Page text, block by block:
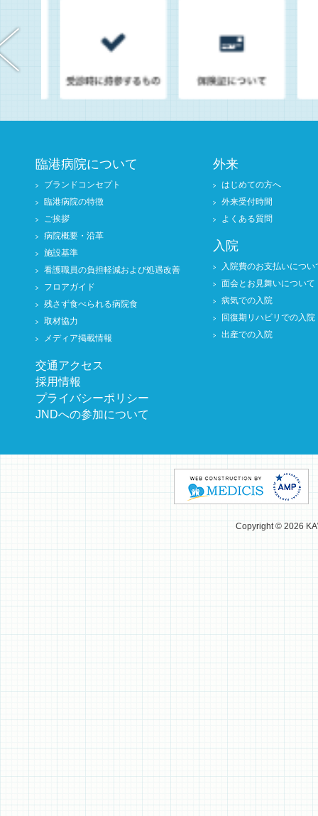
臨港病院について
ブランドコンセプト
臨港病院の特徴
ご挨拶
病院概要・沿革
施設基準
看護職員の負担軽減および処遇改善
フロアガイド
残さず食べられる病院食
取材協力
メディア掲載情報
交通アクセス
採用情報
プライバシーポリシー
JNDへの参加について
外来
はじめての方へ
外来受付時間
よくある質問
入院
入院費のお支払いについ
面会とお見舞いについて
病気での入院
回復期リハビリでの入院
出産での入院
Copyright © 2026